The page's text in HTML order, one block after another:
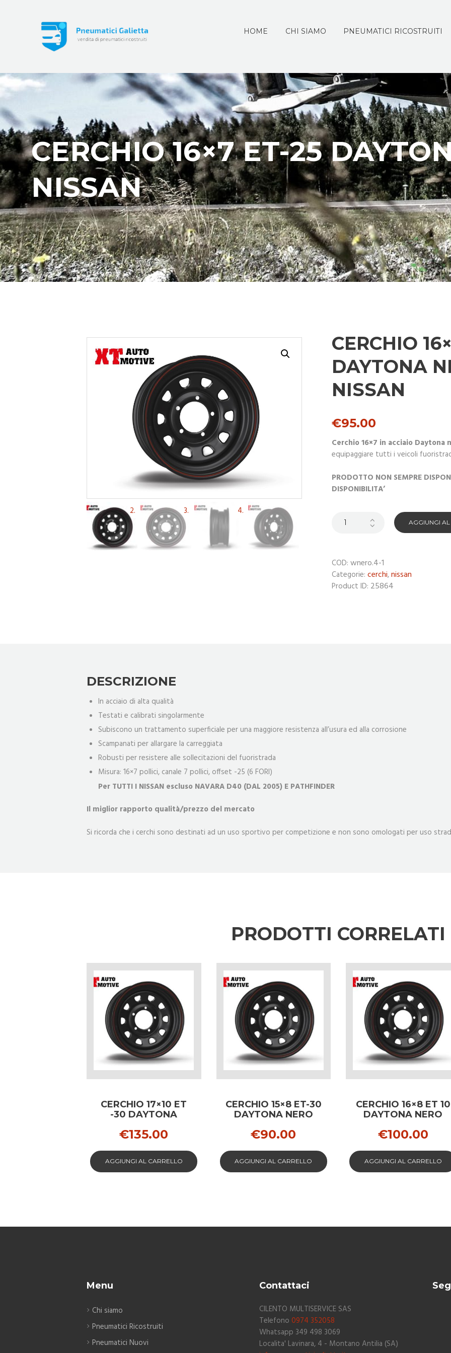
HOME CHI SIAMO PNEUMATICI RICOSTRUITI
CERCHIO 16×7 ET-25
NISSAN
CERCHIO
DAYTONA
NISSAN
€95.00
Cerchio 16×7 in acciaio Daytona
equipaggiare tutti i veicoli
PRODOTTO NON SEMPRE
DISPONIBILITA’
AGGIUNGI
COD: wnero.4-1
Categorie: cerchi,nissan
Product ID: 25864
DESCRIZIONE
In acciaio di alta qualità
Testati e calibrati singolarmente
Subiscono un trattamento superficiale per una maggiore resistenza all’usura ed alla corrosione
Scampanati per allargare la carreggiata
Robusti per resistere alle sollecitazioni del fuoristrada
Misura: 16×7 pollici, canale 7 pollici, offset -25 (6 FORI)
Per TUTTI I NISSAN escluso NAVARA D40 (DAL 2005) E PATHFINDER
Il miglior rapporto qualità/prezzo del mercato
Si ricorda che i cerchi sono destinati ad un uso sportivo per competizione e non sono omologati per uso
PRODOTTI CORRELATI
CERCHIO 17×10 ET
-30 DAYTONA
LOVER
€135.00
AGGIUNGI AL CARRELLO
CERCHIO 15×8 ET-30
DAYTONA NERO
€90.00
AGGIUNGI AL CARRELLO
CERCHIO 16×8 ET 10
DAYTONA NERO
€100.00
AGGIUNGI AL CARRELLO
Menu
Chi siamo
Pneumatici Ricostruiti
Pneumatici Nuovi
Contattaci
CILENTO MULTISERVICE SAS
Telefono0974 352058
Whatsapp 349 498 3069
Localita' Lavinara, 4 - Montano Antilia (SA)